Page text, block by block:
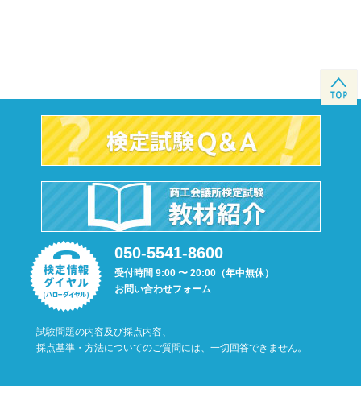
050-5541-8600
受付時間 9:00 〜 20:00（年中無休）
お問い合わせフォーム
試験問題の内容及び採点内容、
採点基準・方法についてのご質問には、一切回答できません。